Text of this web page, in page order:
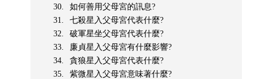
如何善用父母宮的訊息?
七殺星入父母宮代表什麼?
破軍星坐父母宮代表什麼?
廉貞星入父母宮有什麼影響?
貪狼星入父母宮代表什麼?
紫微星入父母宮意味著什麼?